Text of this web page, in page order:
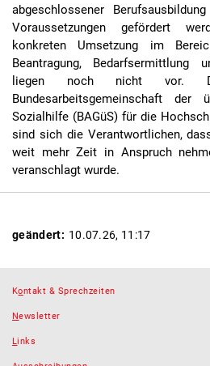
abgeschlossener
Voraussetzungen gefördert
konkreten Umsetzung im
Beantragung, Bedarfsermittlung
liegen noch nicht vor.
Bundesarbeitsgemeinschaft der
Sozialhilfe (BAGüS) für die
sind sich die Verantwortlichen,
weit mehr Zeit in Anspruch
veranschlagt wurde.
geändert: 10.07.26, 11:17
Kontakt & Sprechzeiten
Newsletter
Links